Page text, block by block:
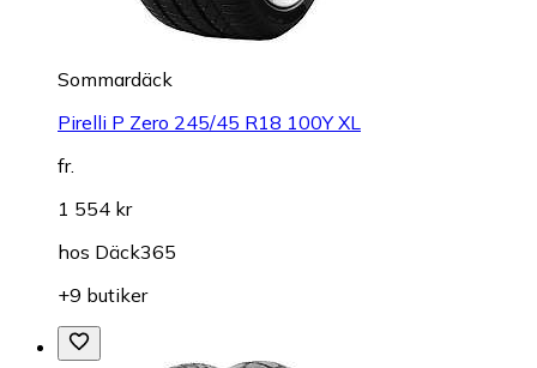
Sommardäck
Pirelli P Zero 245/45 R18 100Y XL
fr.
1 554 kr
hos Däck365
+9 butiker